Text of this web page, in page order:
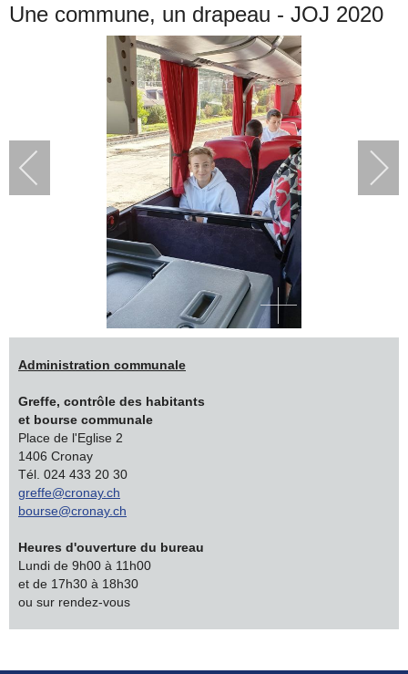
Une commune, un drapeau - JOJ 2020
Administration communale
Greffe, contrôle des habitants
et bourse communale
Place de l'Eglise 2
1406 Cronay
Tél. 024 433 20 30
greffe@cronay.ch
bourse@cronay.ch
Heures d'ouverture du bureau
Lundi de 9h00 à 11h00
et de 17h30 à 18h30
ou sur rendez-vous